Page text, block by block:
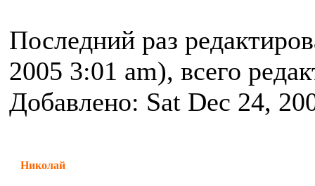
Последний раз
2005 3:01 am), всего
Добавлено: Sat Dec 24,
Николай